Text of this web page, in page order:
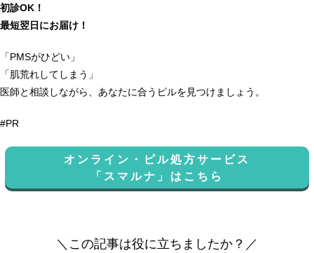
初診OK！
最短翌日にお届け！
「PMSがひどい」
「肌荒れしてしまう」
医師と相談しながら、あなたに合うピルを見つけましょう。
#PR
オンライン・ピル処方サービス
「スマルナ」はこちら
＼この記事は役に立ちましたか？／